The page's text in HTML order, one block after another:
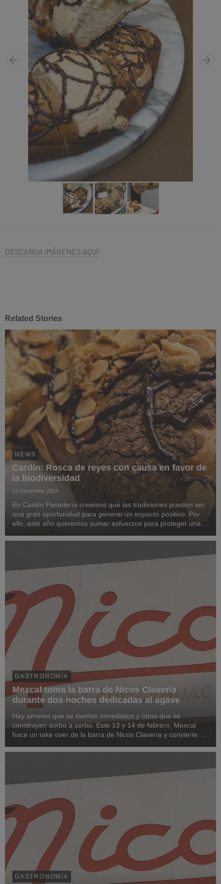
DESCARGA IMÁGENES AQUÍ
Related Stories
NEWS
Cardín: Rosca de reyes con causa en favor de
la biodiversidad
13 December 2024
En Cardín Pastelería creemos que las tradiciones pueden ser
una gran oportunidad para generar un impacto positivo. Por
ello, este año queremos sumar esfuerzos para proteger una
GASTRONOMÍA
Mexcal toma la barra de Nicos Clavería
durante dos noches dedicadas al agave
Hay amores que se sienten inmediatos y otros que se
construyen sorbo a sorbo. Este 13 y 14 de febrero, Mexcal
hace un take over de la barra de Nicos Clavería y convierte el
ritmo de la noche.
GASTRONOMÍA